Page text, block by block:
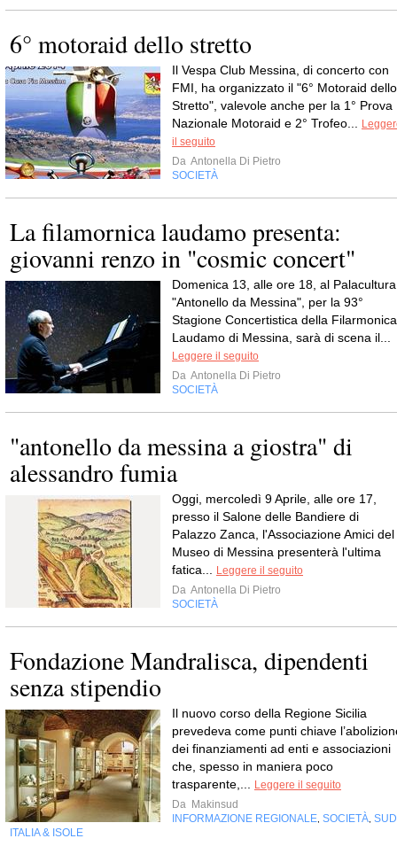
6° motoraid dello stretto
Il Vespa Club Messina, di concerto con
FMI, ha organizzato il "6° Motoraid dello
Stretto", valevole anche per la 1° Prova
Nazionale Motoraid e 2° Trofeo...
il seguito
Da Antonella Di Pietro
SOCIETÀ
La filamornica laudamo presenta:
giovanni renzo in "cosmic concert"
Domenica 13, alle ore 18, al Palacultura
"Antonello da Messina", per la 93°
Stagione Concertistica della Filarmonica
Laudamo di Messina, sarà di scena il...
Leggere il seguito
Da Antonella Di Pietro
SOCIETÀ
"antonello da messina a giostra" di
alessandro fumia
Oggi, mercoledì 9 Aprile, alle ore 17,
presso il Salone delle Bandiere di
Palazzo Zanca, l'Associazione Amici del
Museo di Messina presenterà l'ultima
fatica...
Leggere il seguito
Da Antonella Di Pietro
SOCIETÀ
Fondazione Mandralisca, dipendenti
senza stipendio
Il nuovo corso della Regione Sicilia
prevedeva come punti chiave
dei finanziamenti ad enti e associazioni
che, spesso in maniera poco
trasparente,...
Leggere il seguito
Da Makinsud
INFORMAZIONE REGIONALE SOCIETÀ SUD
ITALIA & ISOLE